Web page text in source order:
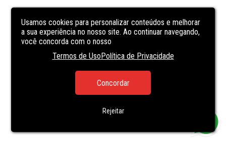
Usamos cookies para personalizar conteúdos e melhorar
a sua experiência no nosso site. Ao continuar navegando,
você concorda com o nosso
Termos de UsoPolítica de Privacidade
Concordar
Rejeitar